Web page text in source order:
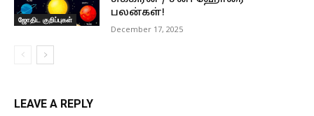
ஜோதிட குறிப்புகள்
பலன்கள்!
December 17, 2025
LEAVE A REPLY